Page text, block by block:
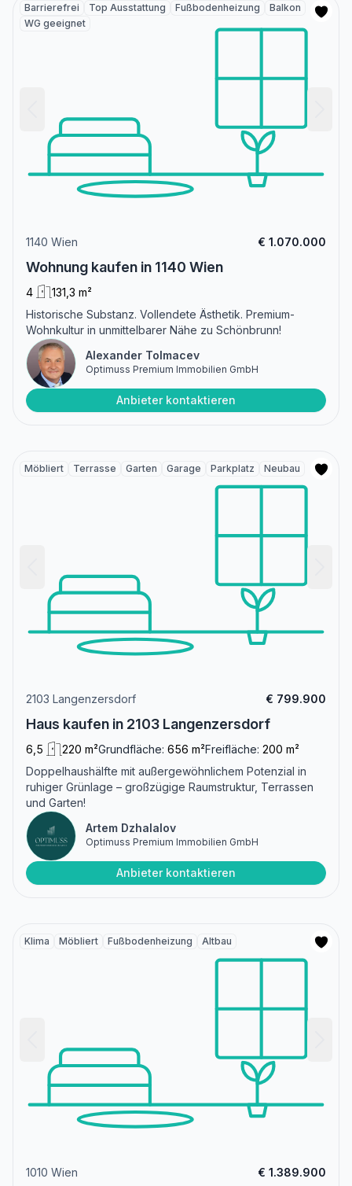
Barrierefrei Top Ausstattung Fußbodenheizung
Balkon
WG geeignet
1140 Wien € 1.070.000
Wohnung kaufen in 1140 Wien
4
131,3 m²
Historische Substanz. Vollendete Ästhetik. Premium-
Wohnkultur in unmittelbarer Nähe zu Schönbrunn!
Alexander Tolmacev
Optimuss Premium Immobilien GmbH
Anbieter kontaktieren
Möbliert Terrasse Garten Garage Parkplatz Neubau
2103 Langenzersdorf € 799.900
Haus kaufen in 2103 Langenzersdorf
6,5 220 m²Grundfläche: 656 m²Freifläche: 200 m²
Doppelhaushälfte mit außergewöhnlichem Potenzial in
ruhiger Grünlage – großzügige Raumstruktur, Terrassen
und Garten!
Artem Dzhalalov
Optimuss Premium Immobilien GmbH
Anbieter kontaktieren
Klima Möbliert Fußbodenheizung Altbau
1010 Wien € 1.389.900